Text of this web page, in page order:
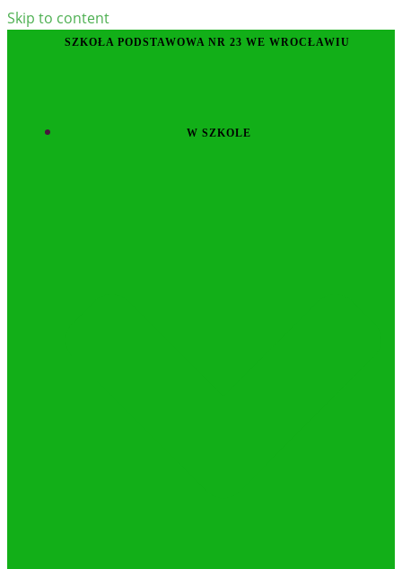
Skip to content
SZKOŁA PODSTAWOWA NR 23 WE WROCŁAWIU
W SZKOLE